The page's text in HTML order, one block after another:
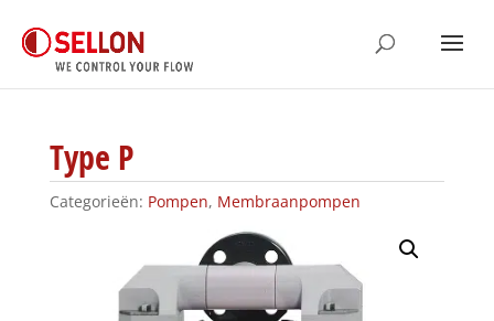
Type P
Categorieën: Pompen, Membraanpompen